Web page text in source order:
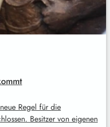
Regel für die
Besitzer von eigenen